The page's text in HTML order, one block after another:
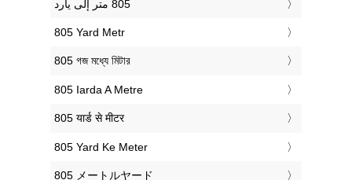
‎805 Yard Metr
‎805 গজ মধ্যে মিটার
‎805 Iarda A Metre
‎805 यार्ड से मीटर
‎805 Yard Ke Meter
‎805 メートルヤード